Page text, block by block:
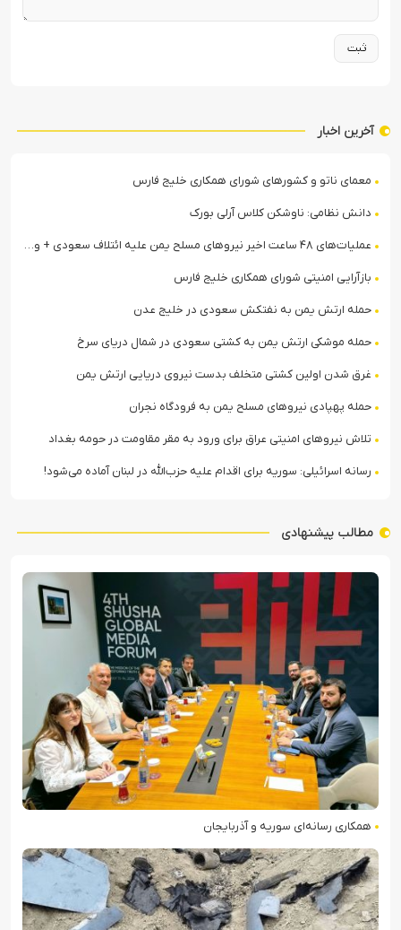
آخرین اخبار
معمای ناتو و کشورهای شورای همکاری خلیج فارس
دانش نظامی: ناوشکن کلاس آرلی بورک
عملیات‌های ۴۸ ساعت اخیر نیروهای مسلح یمن علیه ائتلاف سعودی + ویدیو
بازآرایی امنیتی شورای همکاری خلیج فارس
حمله ارتش یمن به نفتکش سعودی در خلیج عدن
حمله موشکی ارتش یمن به کشتی سعودی در شمال دریای سرخ
غرق شدن اولین کشتی متخلف بدست نیروی دریایی ارتش یمن
حمله پهپادی نیروهای مسلح یمن به فرودگاه نجران
تلاش نیروهای امنیتی عراق برای ورود به مقر مقاومت در حومه بغداد
رسانه اسرائیلی: سوریه برای اقدام علیه حزب‌الله در لبنان آماده می‌شود!
مطالب پیشنهادی
همکاری رسانه‌ای سوریه و آذربایجان